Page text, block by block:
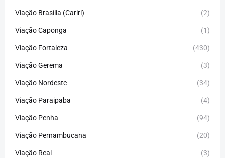
Viação Brasília (Cariri) (2)
Viação Caponga (1)
Viação Fortaleza (430)
Viação Gerema (3)
Viação Nordeste (34)
Viação Paraipaba (4)
Viação Penha (94)
Viação Pernambucana (20)
Viação Real (3)